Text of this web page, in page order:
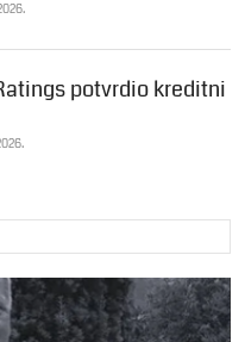
potvrdio kreditni